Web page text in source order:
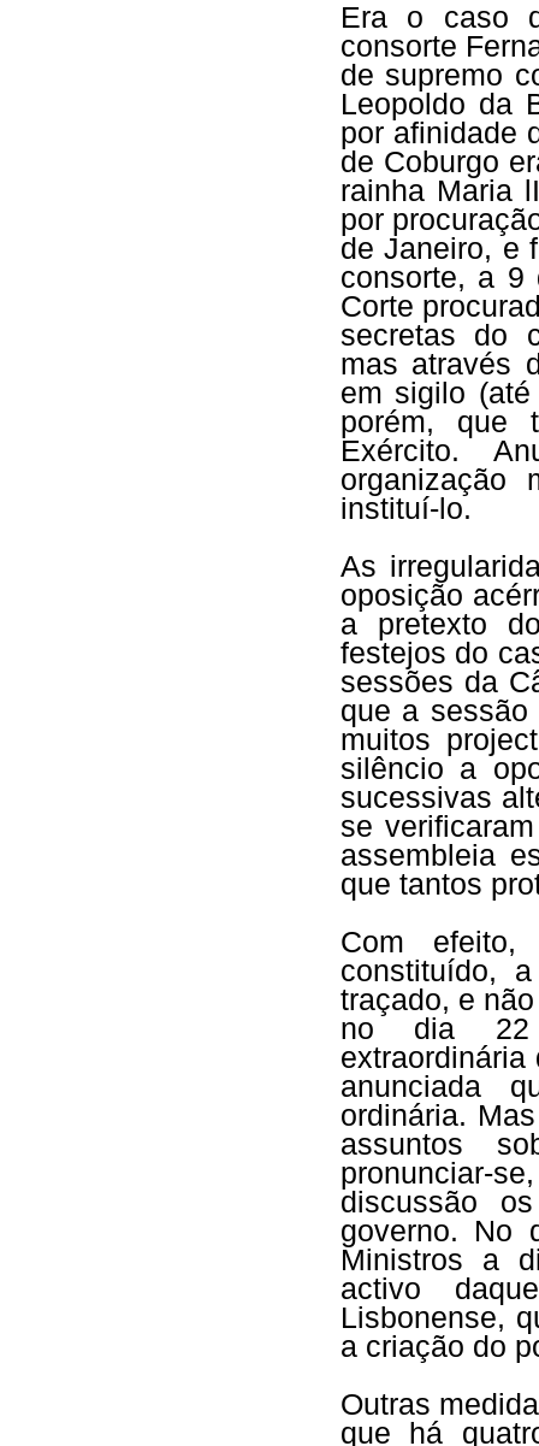
Era o caso
consorte
de supremo
Leopoldo da
por afinidade
de Coburgo
rainha Maria
por
de Janeiro, e
consorte, a 9
Corte
secretas do
mas através
em sigilo
porém, que
Exército.
organização
instituí-lo.
As
oposição
a pretexto
festejos do
sessões da
que a sessão
muitos
silêncio a
sucessivas
se
assembleia
que tantos
Com efeito,
constituído,
traçado, e
no dia 22
anunciada
ordinária.
assuntos
pronunciar-
discussão
governo. No
Ministros a
activo
Lisbonense,
a criação do
Outras
que há